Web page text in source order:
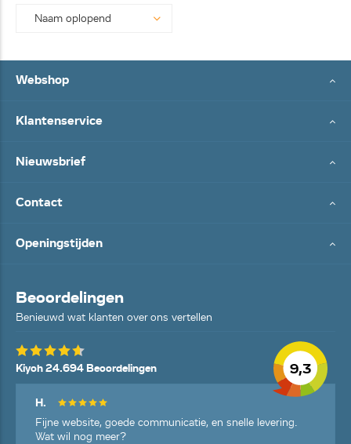
Webshop
Klantenservice
Nieuwsbrief
Contact
Openingstijden
Beoordelingen
Benieuwd wat klanten over ons vertellen
9,3
Kiyoh 24.694 Beoordelingen
H.
Fijne website, goede communicatie, en snelle levering.
Wat wil nog meer?